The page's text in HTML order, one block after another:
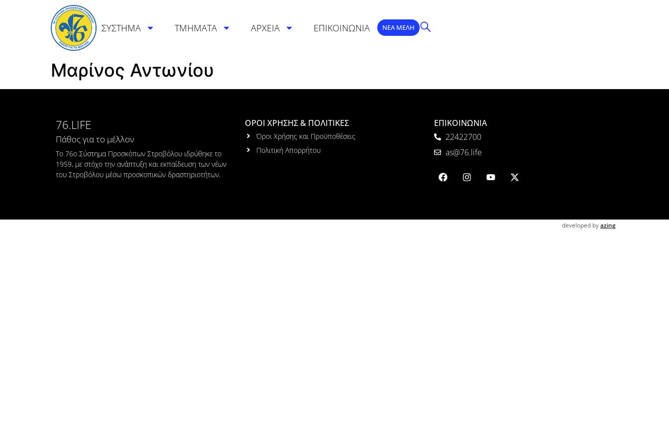
ΣΥΣΤΗΜΑ ΤΜΗΜΑΤΑ ΑΡΧΕΙΑ ΕΠΙΚΟΙΝΩΝΙΑ ΝΕΑ ΜΕΛΗ
Μαρίνος Αντωνίου
76.LIFE
Πάθος για το μέλλον
Το 76ο Σύστημα Προσκόπων Στροβόλου ιδρύθηκε το
1959, με στόχο την ανάπτυξη και εκπαίδευση των νέων
του Στροβόλου μέσω προσκοπικών δραστηριοτήτων.
ΟΡΟΙ ΧΡΗΣΗΣ & ΠΟΛΙΤΙΚΕΣ
Όροι Χρήσης και Προϋποθέσεις
Πολιτική Απορρήτου
ΕΠΙΚΟΙΝΩΝΙΑ
22422700
as@76.life
developed byazing